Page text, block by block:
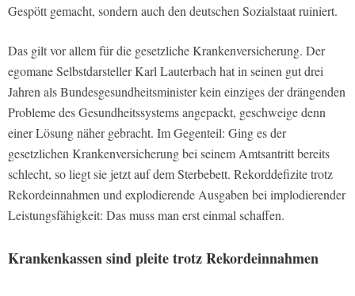
Gespött gemacht, sondern auch den deutschen Sozialstaat ruiniert.
Das gilt vor allem für die gesetzliche Krankenversicherung. Der
egomane Selbstdarsteller Karl Lauterbach hat in seinen gut drei
Jahren als Bundesgesundheitsminister kein einziges der drängenden
Probleme des Gesundheitssystems angepackt, geschweige denn
einer Lösung näher gebracht. Im Gegenteil: Ging es der
gesetzlichen Krankenversicherung bei seinem Amtsantritt bereits
schlecht, so liegt sie jetzt auf dem Sterbebett. Rekorddefizite trotz
Rekordeinnahmen und explodierende Ausgaben bei implodierender
Leistungsfähigkeit: Das muss man erst einmal schaffen.
Krankenkassen sind pleite trotz Rekordeinnahmen